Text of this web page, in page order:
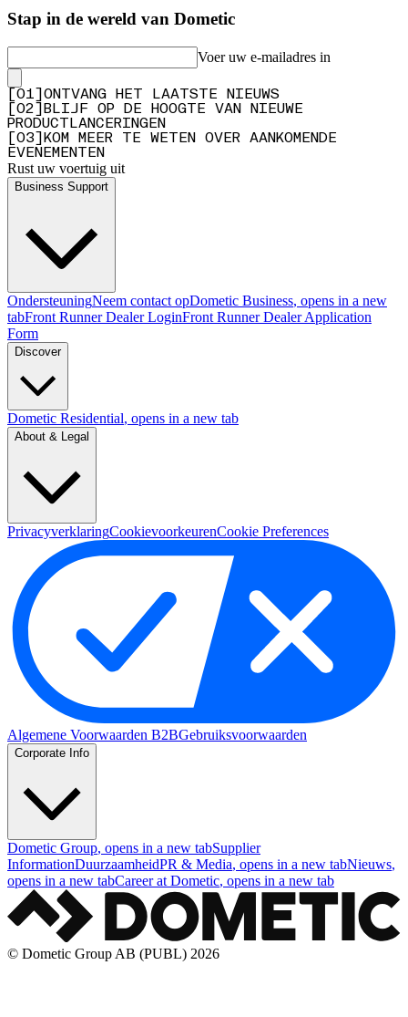
Stap in de wereld van Dometic
Voer uw e-mailadres in
01
ONTVANG HET LAATSTE NIEUWS
02
BLIJF OP DE HOOGTE VAN NIEUWE
PRODUCTLANCERINGEN
03
KOM MEER TE WETEN OVER AANKOMENDE
EVENEMENTEN
Rust uw voertuig uit
Business Support
OndersteuningNeem contact opDometic Business, opens in a new
tabFront Runner Dealer LoginFront Runner Dealer Application
Form
Discover
Dometic Residential, opens in a new tab
About & Legal
PrivacyverklaringCookievoorkeurenCookie Preferences
Algemene Voorwaarden B2BGebruiksvoorwaarden
Corporate Info
Dometic Group, opens in a new tabSupplier
InformationDuurzaamheidPR & Media, opens in a new tabNieuws,
opens in a new tabCareer at Dometic, opens in a new tab
© Dometic Group AB (PUBL) 2026